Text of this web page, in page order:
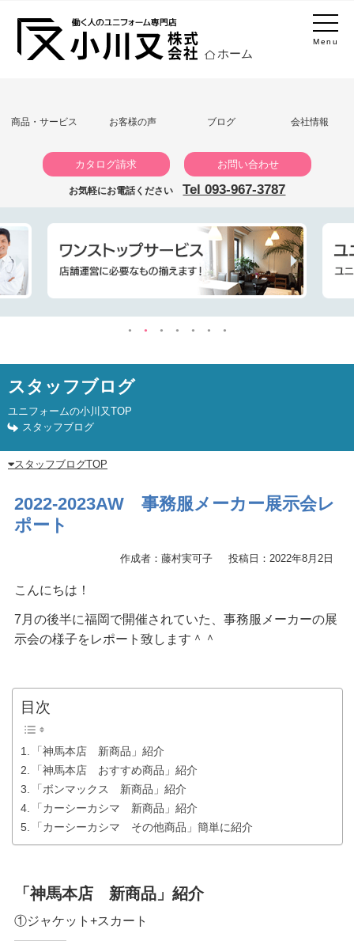
Menu
ホーム
商品・サービス お客様の声 ブログ 会社情報
カタログ請求 お問い合わせ
お気軽にお電話ください Tel 093-967-3787
スタッフブログ
ユニフォームの小川又TOP
スタッフブログ
スタッフブログTOP
2022-2023AW 事務服メーカー展示会レ
ポート
作成者：藤村実可子 投稿日：2022年8月2日
こんにちは！
7月の後半に福岡で開催されていた、事務服メーカーの展
示会の様子をレポート致します＾＾
目次
「神馬本店 新商品」紹介
「神馬本店 おすすめ商品」紹介
「ボンマックス 新商品」紹介
「カーシーカシマ 新商品」紹介
「カーシーカシマ その他商品」簡単に紹介
「神馬本店 新商品」紹介
①ジャケット+スカート